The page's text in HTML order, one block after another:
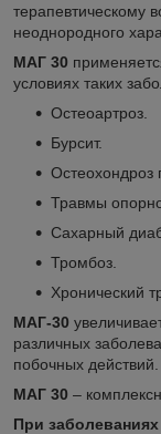
терапевтическому
неоднородного
МАГ 30
условиях таких
Остеоартроз.
Бурсит.
Остеохондроз
Травмы
Сахарный
Тромбоз.
Хронический
МАГ-30
различных
побочных действий.
МАГ 30 –
При